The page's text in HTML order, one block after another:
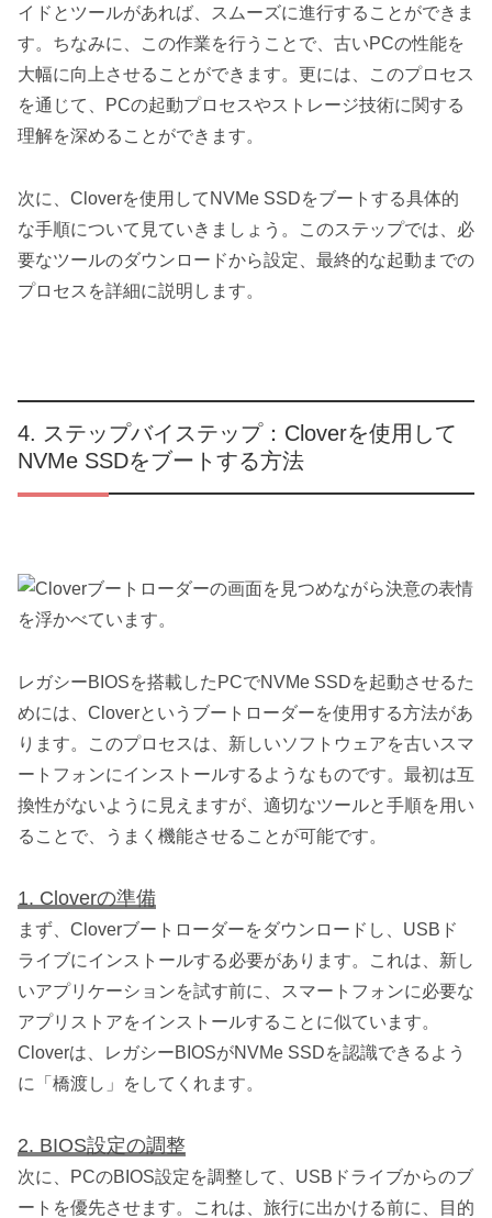
イドとツールがあれば、スムーズに進行することができま
す。ちなみに、この作業を行うことで、古いPCの性能を
大幅に向上させることができます。更には、このプロセス
を通じて、PCの起動プロセスやストレージ技術に関する
理解を深めることができます。
次に、Cloverを使用してNVMe SSDをブートする具体的
な手順について見ていきましょう。このステップでは、必
要なツールのダウンロードから設定、最終的な起動までの
プロセスを詳細に説明します。
ステップバイステップ：Cloverを使用して
NVMe SSDをブートする方法
レガシーBIOSを搭載したPCでNVMe SSDを起動させるた
めには、Cloverというブートローダーを使用する方法があ
ります。このプロセスは、新しいソフトウェアを古いスマ
ートフォンにインストールするようなものです。最初は互
換性がないように見えますが、適切なツールと手順を用い
ることで、うまく機能させることが可能です。
1. Cloverの準備
まず、Cloverブートローダーをダウンロードし、USBド
ライブにインストールする必要があります。これは、新し
いアプリケーションを試す前に、スマートフォンに必要な
アプリストアをインストールすることに似ています。
Cloverは、レガシーBIOSがNVMe SSDを認識できるよう
に「橋渡し」をしてくれます。
2. BIOS設定の調整
次に、PCのBIOS設定を調整して、USBドライブからのブ
ートを優先させます。これは、旅行に出かける前に、目的